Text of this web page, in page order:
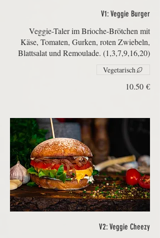
V1: Veggie Burger
Veggie-Taler im Brioche-Brötchen mit
Käse, Tomaten, Gurken, roten Zwiebeln,
Blattsalat und Remoulade. (1,3,7,9,16,20)
‏10.50 €
Vegetarisch
V2: Veggie Cheezy